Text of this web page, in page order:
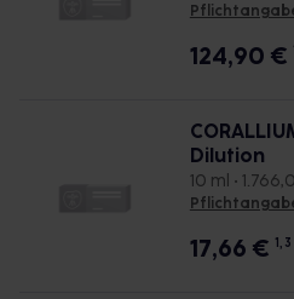
124,90 €
Dilution
10 ml •
17,66 € 1, 3